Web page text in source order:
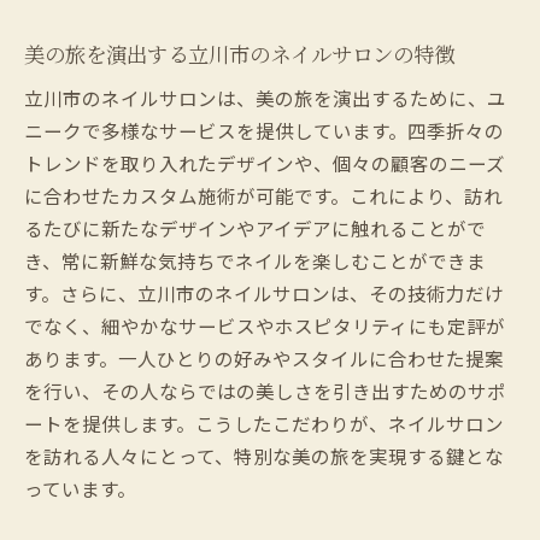
個室ならではの隠れ家的ネイルサロンで新たな
発見を
立川市の隠れ家ネイルサロンの楽しみ方
個室空間での驚きのネイルデザイン発見
立川市のネイルサロンで独自の美を見つけ
る
隠れ家的サロンでの静かなひととき
立川市の個室ネイルサロンの特別な提案
新たな美の可能性を広げる立川市の個室サ
ロン
プロフェッショナルなネイリストが提供する至
福のひととき
立川市のネイルサロンでプロの技を体験
美の旅を演出する立川市のネイルサロンの特徴
立川市のネイルサロンは、美の旅を演出するために、ユ
ニークで多様なサービスを提供しています。四季折々の
トレンドを取り入れたデザインや、個々の顧客のニーズ
に合わせたカスタム施術が可能です。これにより、訪れ
るたびに新たなデザインやアイデアに触れることがで
き、常に新鮮な気持ちでネイルを楽しむことができま
す。さらに、立川市のネイルサロンは、その技術力だけ
でなく、細やかなサービスやホスピタリティにも定評が
あります。一人ひとりの好みやスタイルに合わせた提案
を行い、その人ならではの美しさを引き出すためのサポ
ートを提供します。こうしたこだわりが、ネイルサロン
を訪れる人々にとって、特別な美の旅を実現する鍵とな
っています。